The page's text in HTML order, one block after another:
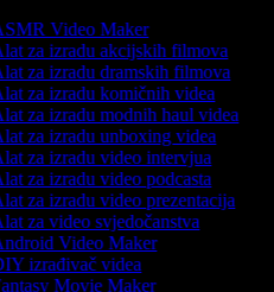
Video Maker
za izradu akcijskih filmova
za izradu dramskih filmova
za izradu komičnih videa
za izradu modnih haul videa
za izradu unboxing videa
za izradu video intervjua
za izradu video podcasta
za izradu video prezentacija
za video svjedočanstva
Video Maker
izrađivač videa
Movie Maker